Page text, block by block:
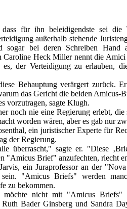
für ihn beleidigendste sei die
außerhalb stehende
sogar bei deren Schreiben Hand
Caroline Heck Miller nennt die
es, der Verteidigung zu erlauben,
Behauptung verärgert zurück.
das Gericht die beiden Amicus-
vorzutragen, sagte Klugh.
noch nie eine Regierung erlebt,
worden wären, aber es gab nur
ein juristischer Experte für
der Regierung.
überrascht," sagte er. "Diese
"Amicus Brief" anzufechten, riecht
ein Juraprofessor an der
sein. "Amicus Briefs" werden
zu bekommen.
möchte nicht mit "Amicus Briefs"
Ruth Bader Ginsberg und Sandra